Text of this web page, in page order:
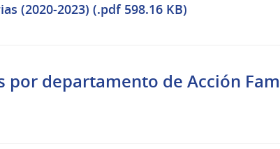
(2020-2023) (.pdf 598.16 KB)
por departamento de Acción